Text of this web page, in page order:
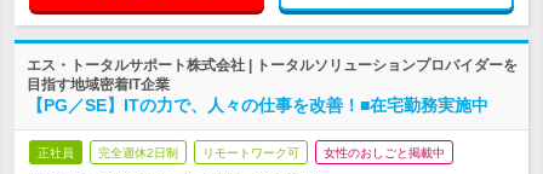
エス・トータルサポート株式会社 | トータルソリューションプロバイダーを
目指す地域密着IT企業
【PG／SE】ITの力で、人々の仕事を改善！■在宅勤務実施中
正社員 完全週休2日制 リモートワーク可 女性のおしごと掲載中